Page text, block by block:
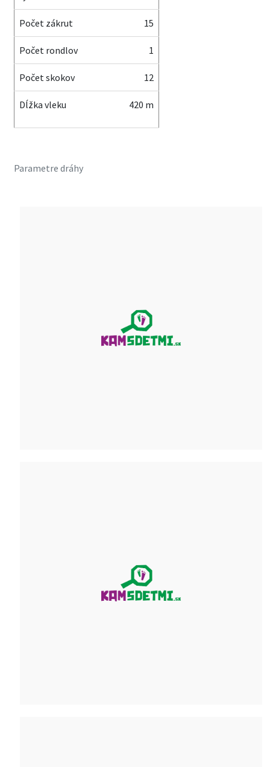
Parametre dráhy
Počet zákrut 15
Počet rondlov 1
Počet skokov 12
Dĺžka vleku 420 m